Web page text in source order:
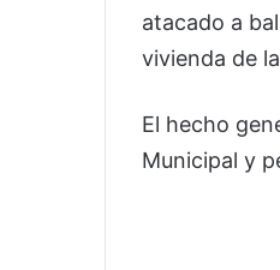
atacado a
vivienda de
El hecho
Municipal y